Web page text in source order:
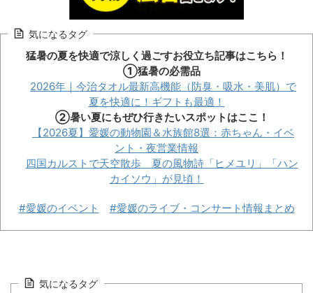
気になるタグ
猛暑の夏を快適で涼しく過ごすお役立ち記事はこちら！
①猛暑の必需品
2026年｜今治タオル最新高機能（防臭・吸水・美肌）で
夏を快適に！ギフトも最適！
②暑い夏にもぜひ行きたいスポットはここ！
【2026夏】愛媛の動物園＆水族館8選：赤ちゃん・イベ
ント・夜営業情報
四国カルストで天空散歩 夏の風物詩「ヒメユリ」「ハン
カイソウ」が見頃！
#愛媛のイベント #愛媛のライブ・コンサート情報まとめ
気になるタグ